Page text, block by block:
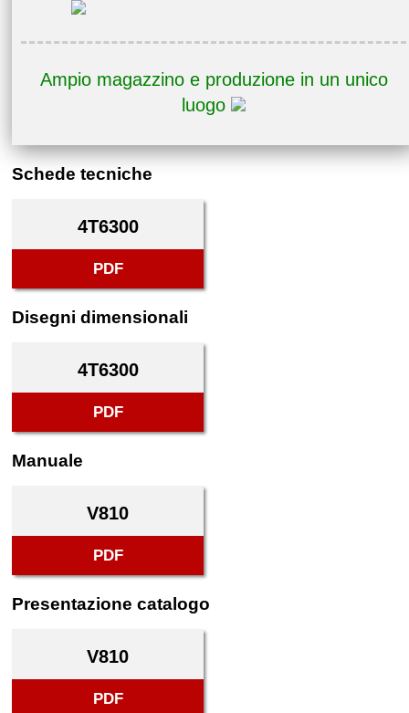
Ampio magazzino e produzione in un unico
luogo
Schede tecniche
4T6300
PDF
Disegni dimensionali
4T6300
PDF
Manuale
V810
PDF
Presentazione catalogo
V810
PDF